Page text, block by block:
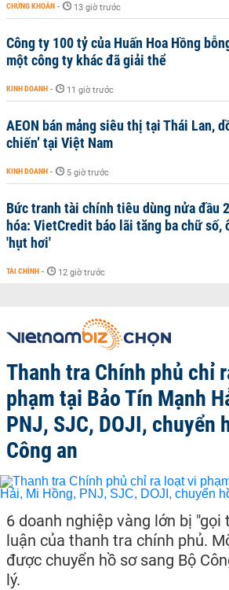
CHỨNG KHOÁN - 13 giờ trước
Công ty 100 tỷ của Huấn Hoa Hồng
một công ty khác đã giải thể
KINH DOANH - 11 giờ trước
AEON bán mảng siêu thị tại Thái Lan,
chiến’ tại Việt Nam
KINH DOANH - 5 giờ trước
Bức tranh tài chính tiêu dùng nửa đầu
hóa: VietCredit báo lãi tăng ba chữ số,
'hụt hơi'
TÀI CHÍNH - 12 giờ trước
Thanh tra Chính phủ chỉ
phạm tại Bảo Tín Mạnh
PNJ, SJC, DOJI, chuyển
Công an
6 doanh nghiệp vàng lớn bị "gọi
luận của thanh tra chính phủ.
được chuyển hồ sơ sang Bộ
lý.